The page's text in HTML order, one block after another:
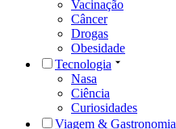
Vacinação
Câncer
Drogas
Obesidade
Tecnologia
Nasa
Ciência
Curiosidades
Viagem & Gastronomia